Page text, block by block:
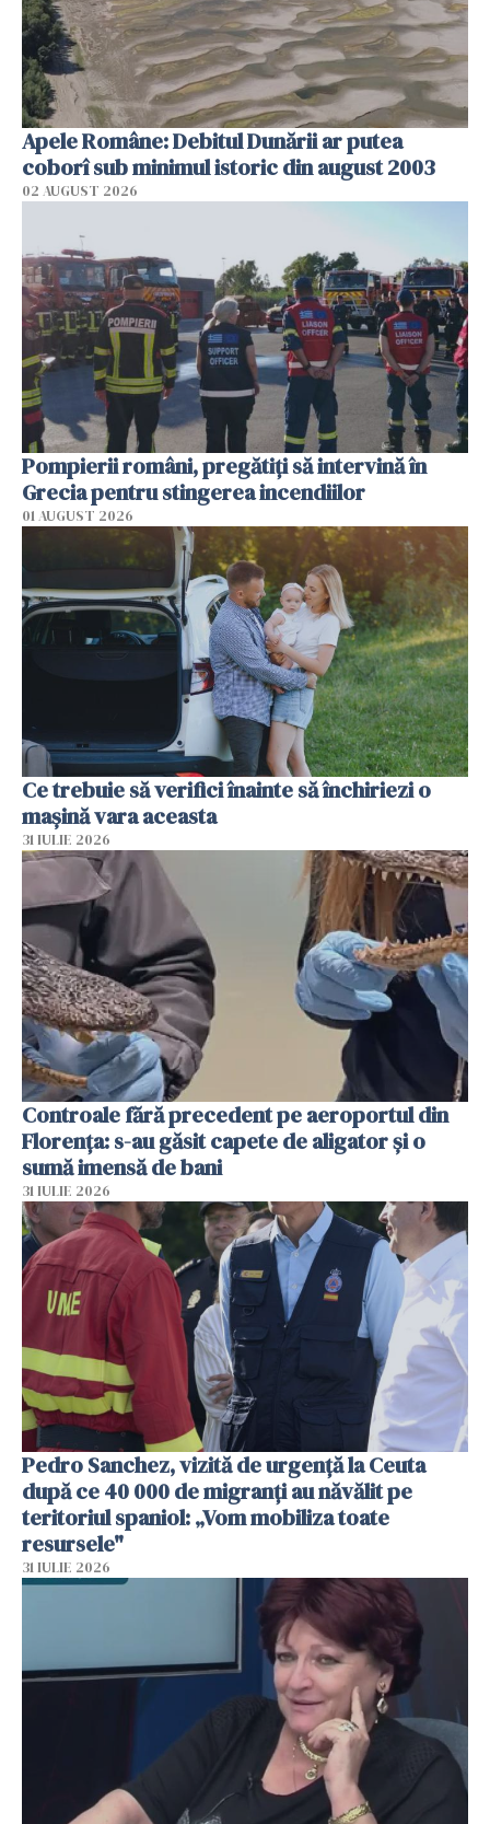
Apele Române: Debitul Dunării ar putea
coborî sub minimul istoric din august 2003
02 AUGUST 2026
Pompierii români, pregătiţi să intervină în
Grecia pentru stingerea incendiilor
01 AUGUST 2026
Ce trebuie să verifici înainte să închiriezi o
mașină vara aceasta
31 IULIE 2026
Controale fără precedent pe aeroportul din
Florența: s-au găsit capete de aligator și o
sumă imensă de bani
31 IULIE 2026
Pedro Sanchez, vizită de urgență la Ceuta
după ce 40 000 de migranți au năvălit pe
teritoriul spaniol: „Vom mobiliza toate
resursele"
31 IULIE 2026